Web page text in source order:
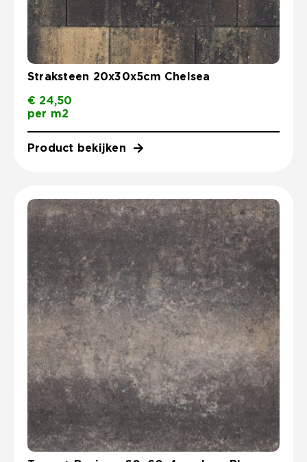
Straksteen 20x30x5cm Chelsea
€ 24,50
per m2
Product bekijken